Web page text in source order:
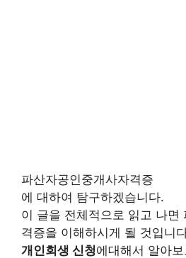
파산자공인중개사자격증
에 대하여 탐구하겠습니다.
이 글을 전체적으로 읽고 나면
격증을 이해하시게 될 것입니
개인회생 신청에대해서 알아